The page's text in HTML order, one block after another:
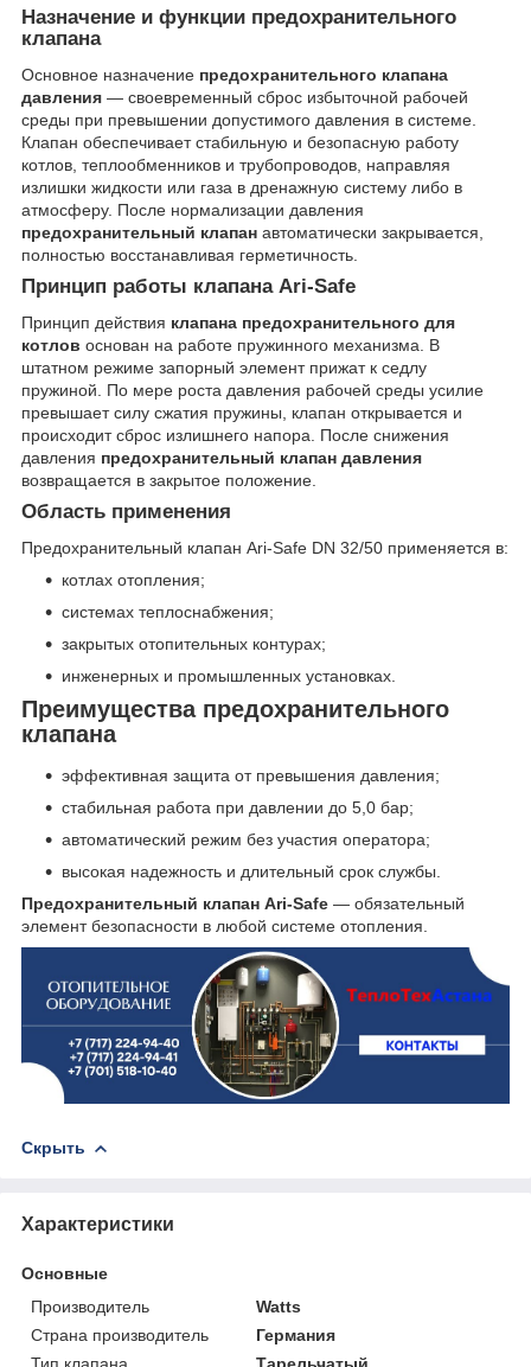
Назначение и функции предохранительного
клапана
Основное назначение предохранительного клапана
давления — своевременный сброс избыточной рабочей
среды при превышении допустимого давления в системе.
Клапан обеспечивает стабильную и безопасную работу
котлов, теплообменников и трубопроводов, направляя
излишки жидкости или газа в дренажную систему либо в
атмосферу. После нормализации давления
предохранительный клапан автоматически закрывается,
полностью восстанавливая герметичность.
Принцип работы клапана Ari-Safe
Принцип действия клапана предохранительного для
котлов основан на работе пружинного механизма. В
штатном режиме запорный элемент прижат к седлу
пружиной. По мере роста давления рабочей среды усилие
превышает силу сжатия пружины, клапан открывается и
происходит сброс излишнего напора. После снижения
давления предохранительный клапан давления
возвращается в закрытое положение.
Область применения
Предохранительный клапан Ari-Safe DN 32/50 применяется в:
котлах отопления;
системах теплоснабжения;
закрытых отопительных контурах;
инженерных и промышленных установках.
Преимущества предохранительного
клапана
эффективная защита от превышения давления;
стабильная работа при давлении до 5,0 бар;
автоматический режим без участия оператора;
высокая надежность и длительный срок службы.
Предохранительный клапан Ari-Safe — обязательный
элемент безопасности в любой системе отопления.
Скрыть
Характеристики
Основные
Производитель
Watts
Страна производитель
Германия